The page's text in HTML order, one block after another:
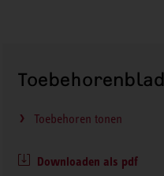
Toebehorenblad
Toebehoren tonen
Downloaden als pdf